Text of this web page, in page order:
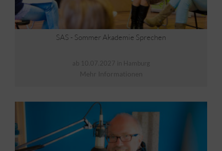
SAS - Sommer Akademie Sprechen
ab 10.07.2027 in Hamburg
Mehr Informationen